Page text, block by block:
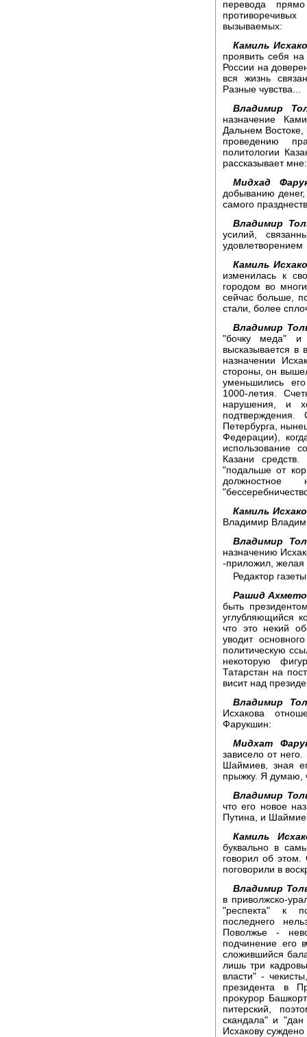
перевода
вызываемых:
Камиль
проявить себя
России на
вся жизнь
Разные чувства...
Владимир
назначение
Дальнем
проведению
политологии
рассказывает мне:
Мидхад
добыванию денег,
самого
Владимир
усилий,
удовлетворением
Камиль
изменилась к
городом во
сейчас больше,
стали, более
Владимир
"бочку меда" и
высказывается в
назначении
стороны, он
уменьшились
1000-летия.
нарушения, и
Петербурга,
Федерации),
использование
Казани
"подальше от
должностное
Камиль
Владимир
Владимир
назначению
-приложил, желая
Редактор
Рашид
быть
углубляющийся
что это некий
уводит
политическую
некоторую
Татарстан на
висит над
Владимир
Исхакова
Фарукшин:
Мидхат
зависело от
Шаймиев, зная
прыжку. Я думаю,
Владимир
что его новое
Путина, и
Камиль
буквально в
говорил об
поговорили в
Владимир
в приволжско-
"респекта" к
последнего
Поволжье -
подчинение его
сложившийся
лишь три
власти" -
президента в
прокурор
питерский,
скандала" и
Исхакову суждено